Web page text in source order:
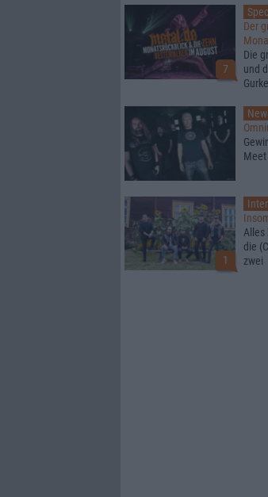
7
Der
Die
und
Meet
1
Alles
die
zwei